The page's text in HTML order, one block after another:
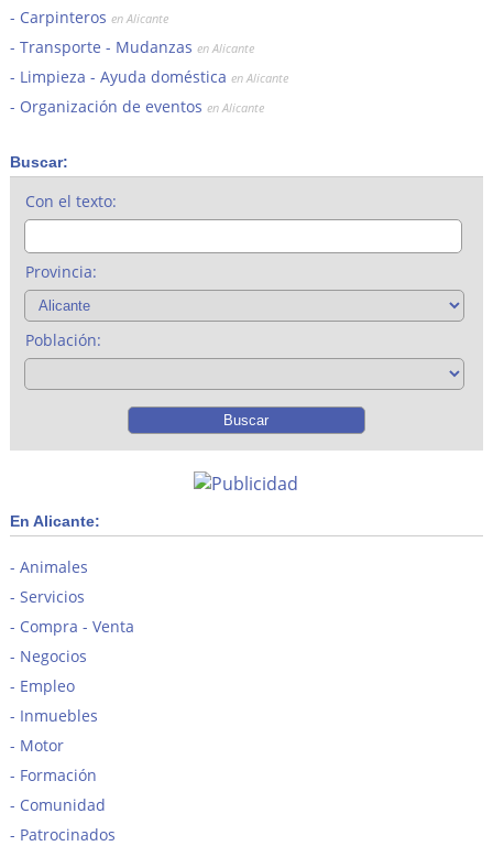
Carpinteros en Alicante
Transporte - Mudanzas en Alicante
Limpieza - Ayuda doméstica en Alicante
Organización de eventos en Alicante
Buscar:
Con el texto:
Provincia:
Población:
En Alicante:
Animales
Servicios
Compra - Venta
Negocios
Empleo
Inmuebles
Motor
Formación
Comunidad
Patrocinados